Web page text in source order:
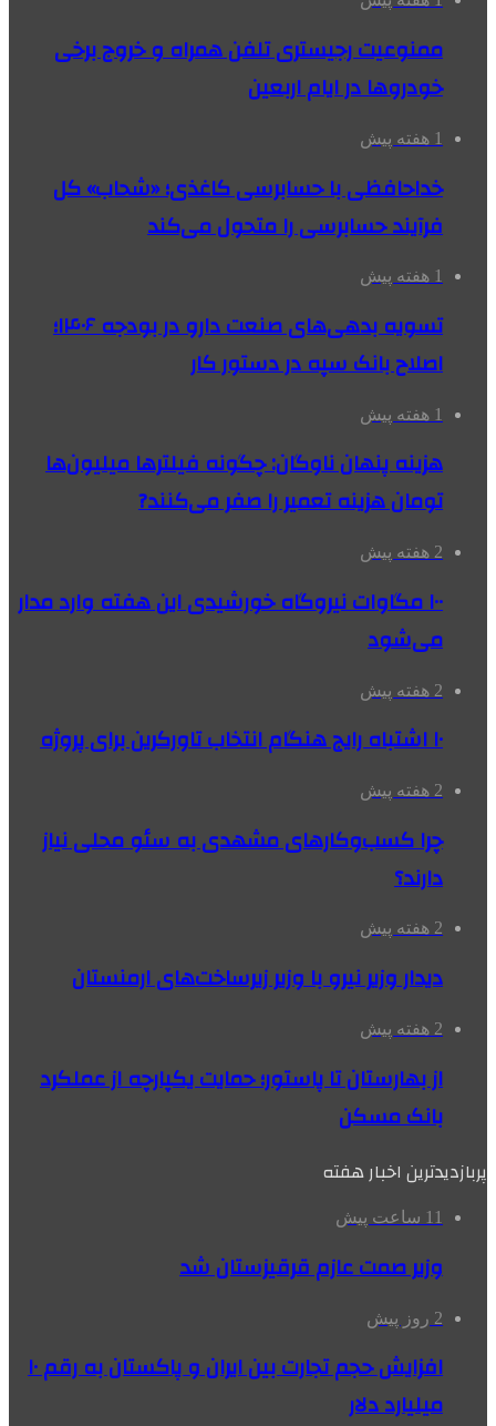
ممنوعیت رجیستری تلفن همراه و خروج برخی
خودروها در ایام اربعین
1 هفته پیش
خداحافظی با حسابرسی کاغذی؛ «شحاب» کل
فرآیند حسابرسی را متحول می‌کند
1 هفته پیش
تسویه بدهی‌های صنعت دارو در بودجه ۱۴۰۶؛
اصلاح بانک سپه در دستور کار
1 هفته پیش
هزینه پنهان ناوگان: چگونه فیلترها میلیون‌ها
تومان هزینه تعمیر را صفر می‌کنند?
2 هفته پیش
۱۰۰ مگاوات نیروگاه‌ خورشیدی این هفته وارد مدار
می‌شود
2 هفته پیش
۱۰ اشتباه رایج هنگام انتخاب تاورکرین برای پروژه
2 هفته پیش
چرا کسب‌وکارهای مشهدی به سئو محلی نیاز
دارند؟
2 هفته پیش
دیدار وزیر نیرو با وزیر زیرساخت‌های ارمنستان
2 هفته پیش
از بهارستان تا پاستور؛ حمایت یکپارچه از عملکرد
بانک مسکن
پربازدیدترین اخبار هفته
11 ساعت پیش
وزیر صمت عازم قرقیزستان شد
2 روز پیش
افزایش حجم تجارت بین ایران و پاکستان به رقم ۱۰
میلیارد دلار